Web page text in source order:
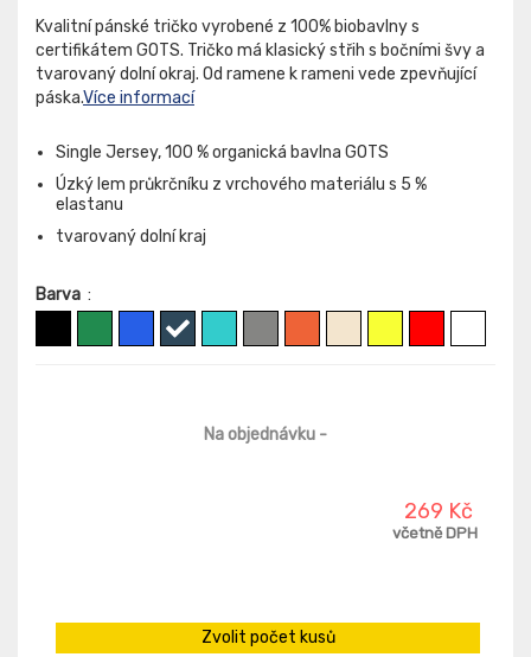
Kvalitní pánské tričko vyrobené z 100% biobavlny s
certifikátem GOTS. Tričko má klasický střih s bočními švy a
tvarovaný dolní okraj. Od ramene k rameni vede zpevňující
páska.Více informací
Single Jersey, 100 % organická bavlna GOTS
Úzký lem průkrčníku z vrchového materiálu s 5 %
elastanu
tvarovaný dolní kraj
Barva :
Na objednávku -
269 Kč
včetně DPH
Zvolit počet kusů